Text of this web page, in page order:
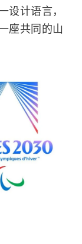
计语言，
座共同的山